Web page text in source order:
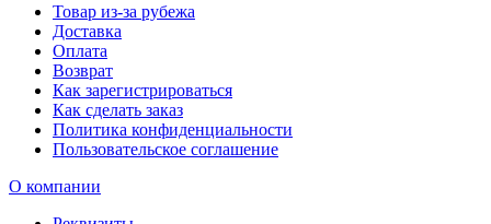
Товар из-за рубежа
Доставка
Оплата
Возврат
Как зарегистрироваться
Как сделать заказ
Политика конфиденциальности
Пользовательское соглашение
О компании